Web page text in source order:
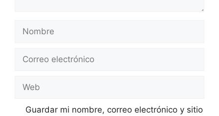
electrónico
Guardar mi nombre, correo electrónico y sitio